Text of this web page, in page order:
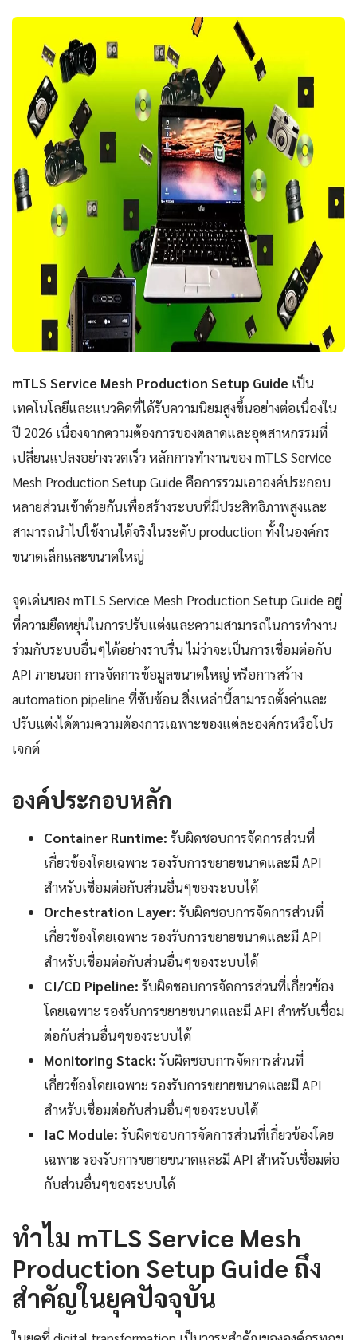
mTLS Service Mesh Production Setup Guide เป็น
เทคโนโลยีและแนวคิดที่ได้รับความนิยมสูงขึ้นอย่างต่อเนื่องใน
ปี 2026 เนื่องจากความต้องการของตลาดและอุตสาหกรรมที่
เปลี่ยนแปลงอย่างรวดเร็ว หลักการทำงานของ mTLS Service
Mesh Production Setup Guide คือการรวมเอาองค์ประกอบ
หลายส่วนเข้าด้วยกันเพื่อสร้างระบบที่มีประสิทธิภาพสูงและ
สามารถนำไปใช้งานได้จริงในระดับ production ทั้งในองค์กร
ขนาดเล็กและขนาดใหญ่
จุดเด่นของ mTLS Service Mesh Production Setup Guide อยู่
ที่ความยืดหยุ่นในการปรับแต่งและความสามารถในการทำงาน
ร่วมกับระบบอื่นๆได้อย่างราบรื่น ไม่ว่าจะเป็นการเชื่อมต่อกับ
API ภายนอก การจัดการข้อมูลขนาดใหญ่ หรือการสร้าง
automation pipeline ที่ซับซ้อน สิ่งเหล่านี้สามารถตั้งค่าและ
ปรับแต่งได้ตามความต้องการเฉพาะของแต่ละองค์กรหรือโปร
เจกต์
องค์ประกอบหลัก
Container Runtime: รับผิดชอบการจัดการส่วนที่
เกี่ยวข้องโดยเฉพาะ รองรับการขยายขนาดและมี API
สำหรับเชื่อมต่อกับส่วนอื่นๆของระบบได้
Orchestration Layer: รับผิดชอบการจัดการส่วนที่
เกี่ยวข้องโดยเฉพาะ รองรับการขยายขนาดและมี API
สำหรับเชื่อมต่อกับส่วนอื่นๆของระบบได้
CI/CD Pipeline: รับผิดชอบการจัดการส่วนที่เกี่ยวข้อง
โดยเฉพาะ รองรับการขยายขนาดและมี API สำหรับเชื่อม
ต่อกับส่วนอื่นๆของระบบได้
Monitoring Stack: รับผิดชอบการจัดการส่วนที่
เกี่ยวข้องโดยเฉพาะ รองรับการขยายขนาดและมี API
สำหรับเชื่อมต่อกับส่วนอื่นๆของระบบได้
IaC Module: รับผิดชอบการจัดการส่วนที่เกี่ยวข้องโดย
เฉพาะ รองรับการขยายขนาดและมี API สำหรับเชื่อมต่อ
กับส่วนอื่นๆของระบบได้
ทำไม mTLS Service Mesh
Production Setup Guide ถึง
สำคัญในยุคปัจจุบัน